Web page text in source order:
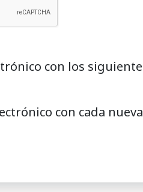
con los
con cada